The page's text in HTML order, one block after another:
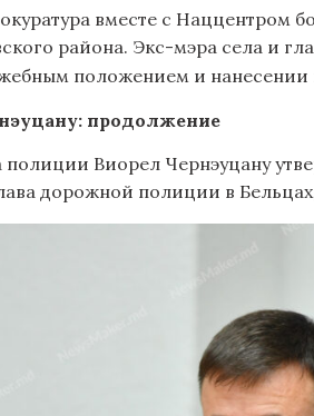
вместе с Наццентром
района. Экс-мэра села и
положением и нанесении
продолжение
полиции Виорел Чернэуцану
дорожной полиции в